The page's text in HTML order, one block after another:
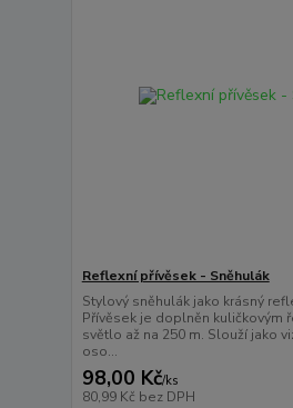
Reflexní přívěsek - Sněhulák
Stylový sněhulák jako krásný
Přívěsek je doplněn kuličkovým
světlo až na 250 m. Slouží jako
oso...
98,00 Kč/ks
80,99 Kč bez DPH